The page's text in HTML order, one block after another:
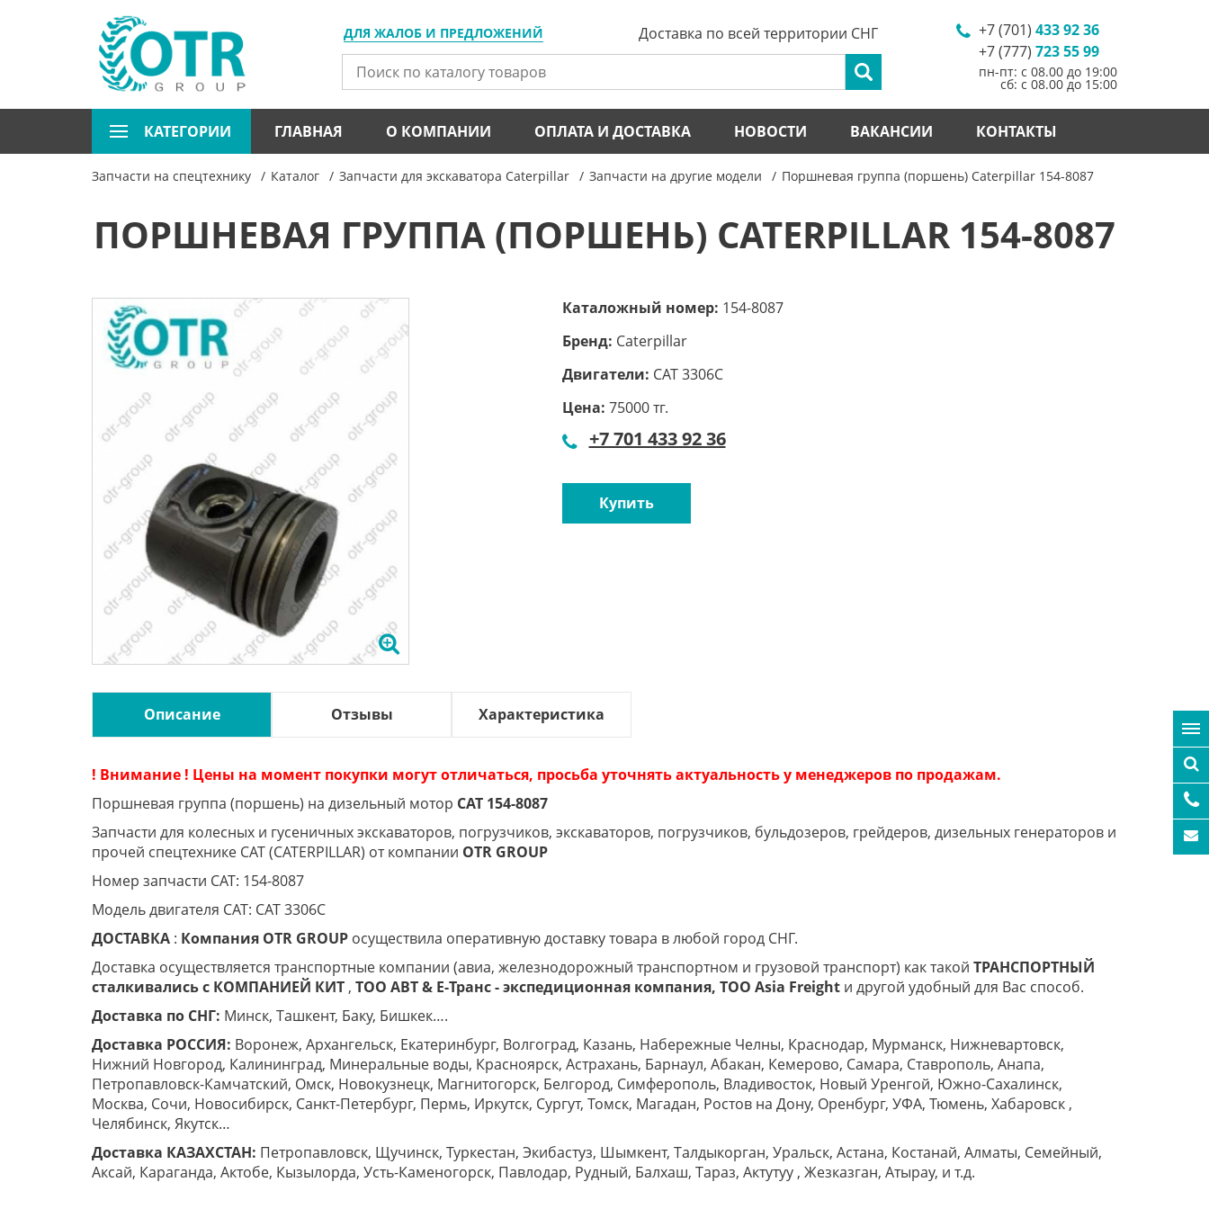
ДЛЯ ЖАЛОБ И ПРЕДЛОЖЕНИЙ +7 (701) 433 92 36
+7 (777) 723 55 99
пн-пт: с 08.00 до 19:00
сб: с 08.00 до 15:00
Доставка по всей территории СНГ
КАТЕГОРИИ ГЛАВНАЯ О КОМПАНИИ ОПЛАТА И ДОСТАВКА НОВОСТИ ВАКАНСИИ КОНТАКТЫ
Запчасти на спецтехнику Каталог Запчасти для экскаватора Caterpillar Запчасти на другие модели Поршневая группа (поршень) Caterpillar 154-8087
ПОРШНЕВАЯ ГРУППА (ПОРШЕНЬ) CATERPILLAR 154-8087
Каталожный номер: 154-8087
Бренд: Caterpillar
Двигатели: CAT 3306C
Цена: 75000 тг.
+7 701 433 92 36
Купить
Описание Отзывы Характеристика
! Внимание ! Цены на момент покупки могут отличаться, просьба уточнять актуальность у менеджеров по продажам.
Поршневая группа (поршень) на дизельный мотор CAT 154-8087
Запчасти для колесных и гусеничных экскаваторов, погрузчиков, экскаваторов, погрузчиков, бульдозеров, грейдеров, дизельных генераторов и
прочей спецтехнике CAT (CATERPILLAR) от компании OTR GROUP
Номер запчасти CAT: 154-8087
Модель двигателя CAT: CAT 3306C
ДОСТАВКА : Компания OTR GROUP осуществила оперативную доставку товара в любой город СНГ.
Доставка осуществляется транспортные компании (авиа, железнодорожный транспортном и грузовой транспорт) как такой ТРАНСПОРТНЫЙ
cталкивались с КОМПАНИЕЙ КИТ , ТОО ABT & E-Транс -экспедиционная компания, ТОО Asia Freight и другой удобный для Вас способ.
Доставка по СНГ: Минск, Ташкент, Баку, Бишкек….
Доставка РОССИЯ: Воронеж, Архангельск, Екатеринбург, Волгоград, Казань, Набережные Челны, Краснодар, Мурманск, Нижневартовск,
Нижний Новгород, Калининград, Минеральные воды, Красноярск, Астрахань, Барнаул, Абакан, Кемерово, Самара, Ставрополь, Анапа,
Петропавловск-Камчатский, Омск, Новокузнецк, Магнитогорск, Белгород, Симферополь, Владивосток, Новый Уренгой, Южно-Сахалинск,
Москва, Сочи, Новосибирск, Санкт-Петербург, Пермь, Иркутск, Сургут, Томск, Магадан, Ростов на Дону, Оренбург, УФА, Тюмень, Хабаровск ,
Челябинск, Якутск…
Доставка КАЗАХСТАН: Петропавловск, Щучинск, Туркестан, Экибастуз, Шымкент, Талдыкорган, Уральск, Астана, Костанай, Алматы, Семейный,
Аксай, Караганда, Актобе, Кызылорда, Усть-Каменогорск, Павлодар, Рудный, Балхаш, Тараз, Актутуу , Жезказган, Атырау, и т.д.